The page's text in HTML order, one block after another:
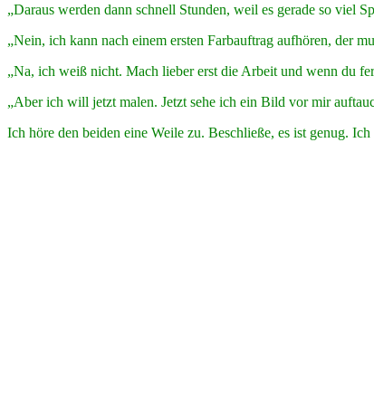
„Daraus werden dann schnell Stunden, weil es gerade so viel
„Nein, ich kann nach einem ersten Farbauftrag aufhören, der
„Na, ich weiß nicht. Mach lieber erst die Arbeit und wenn du
„Aber ich will jetzt malen. Jetzt sehe ich ein Bild vor mir
Ich höre den beiden eine Weile zu. Beschließe, es ist genug.